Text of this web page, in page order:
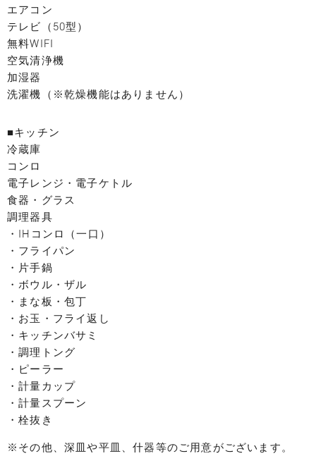
エアコン
テレビ（50型）
無料WIFI
空気清浄機
加湿器
洗濯機（※乾燥機能はありません）
■キッチン
冷蔵庫
コンロ
電子レンジ・電子ケトル
食器・グラス
調理器具
・IHコンロ（一口）
・フライパン
・片手鍋
・ボウル・ザル
・まな板・包丁
・お玉・フライ返し
・キッチンバサミ
・調理トング
・ピーラー
・計量カップ
・計量スプーン
・栓抜き
※その他、深皿や平皿、什器等のご用意がございます。